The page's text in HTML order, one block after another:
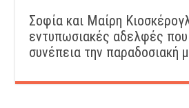
Σοφία και Μαίρη
εντυπωσιακές αδελφές
συνέπεια την παραδοσιακή